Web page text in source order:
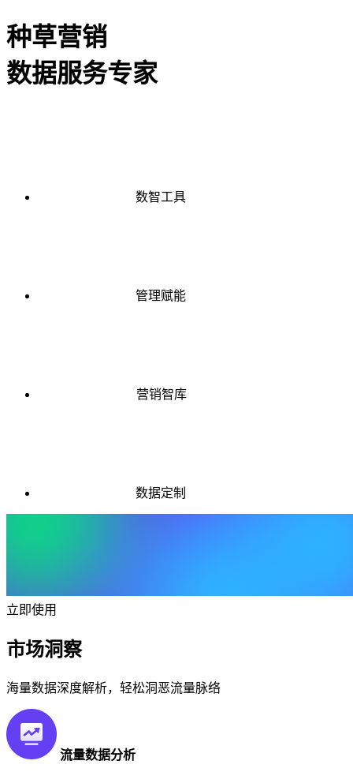
种草营销
数据服务专家
数智工具
管理赋能
营销智库
数据定制
立即使用
市场洞察
海量数据深度解析，轻松洞恶流量脉络
流量数据分析